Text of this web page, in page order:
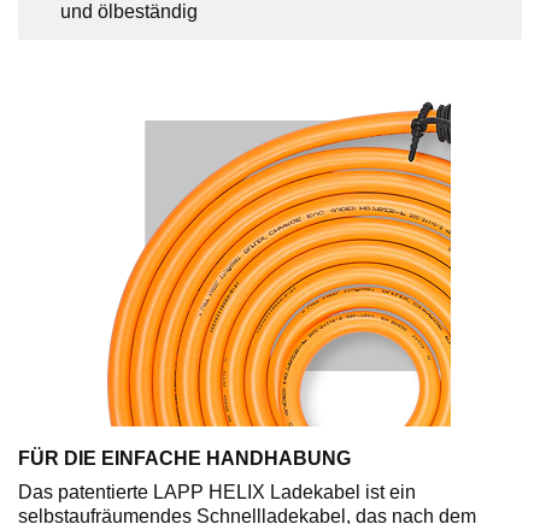
und ölbeständig
FÜR DIE EINFACHE HANDHABUNG
Das patentierte LAPP HELIX ​Ladekabel ist ein
selbstaufräumendes ​Schnellladekabel, das nach ​dem